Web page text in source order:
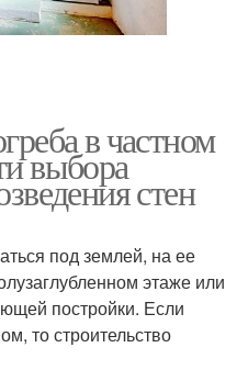
в частном
выбора
стен
под землей, на ее
этаже или
постройки. Если
то строительство